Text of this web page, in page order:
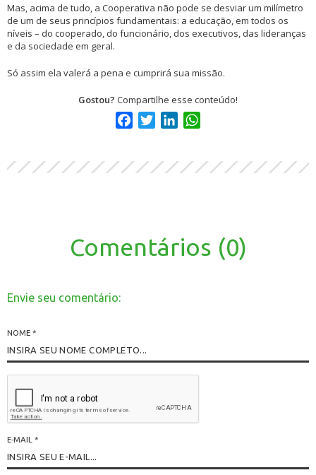
Mas, acima de tudo, a Cooperativa não pode se desviar um milímetro
de um de seus princípios fundamentais: a educação, em todos os
níveis – do cooperado, do funcionário, dos executivos, das lideranças
e da sociedade em geral.
Só assim ela valerá a pena e cumprirá sua missão.
Gostou? Compartilhe esse conteúdo!
FacebookTwitterLinkedIn
Comentários (0)
Envie seu comentário:
NOME *
E-MAIL *